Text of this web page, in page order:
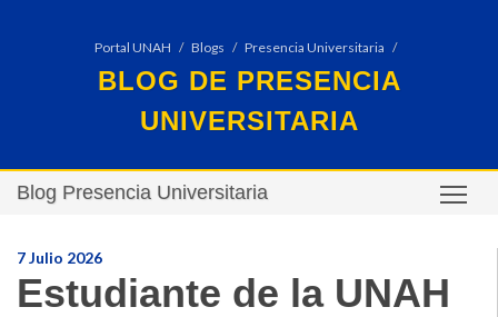
Portal UNAH Blogs Presencia Universitaria
BLOG DE PRESENCIA
UNIVERSITARIA
Blog Presencia Universitaria
7 Julio 2026
Estudiante de la UNAH